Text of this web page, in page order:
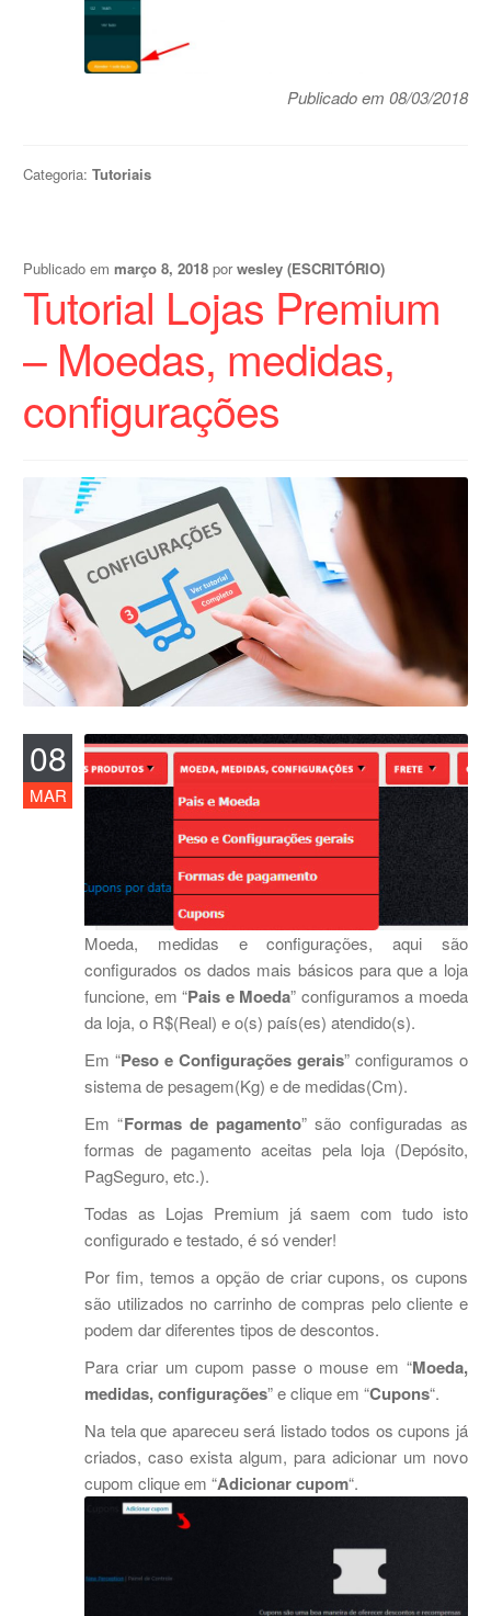
Publicado em 08/03/2018
Categoria:Tutoriais
Publicado emmarço 8, 2018 porwesley (ESCRITÓRIO)
Tutorial Lojas Premium
– Moedas, medidas,
configurações
08
MAR
Moeda, medidas e configurações, aqui são
configurados os dados mais básicos para que a loja
funcione, em “Pais e Moeda” configuramos a moeda
da loja, o R$(Real) e o(s) país(es) atendido(s).
Em “Peso e Configurações gerais” configuramos o
sistema de pesagem(Kg) e de medidas(Cm).
Em “Formas de pagamento” são configuradas as
formas de pagamento aceitas pela loja (Depósito,
PagSeguro, etc.).
Todas as Lojas Premium já saem com tudo isto
configurado e testado, é só vender!
Por fim, temos a opção de criar cupons, os cupons
são utilizados no carrinho de compras pelo cliente e
podem dar diferentes tipos de descontos.
Para criar um cupom passe o mouse em “Moeda,
medidas, configurações” e clique em “Cupons“.
Na tela que apareceu será listado todos os cupons já
criados, caso exista algum, para adicionar um novo
cupom clique em “Adicionar cupom“.